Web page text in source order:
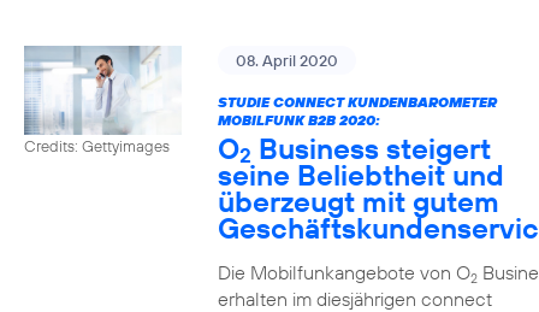
Credits: Gettyimages
08. April 2020
STUDIE CONNECT KUNDENBAROMETER
MOBILFUNK B2B 2020:
O2 Business steigert
seine Beliebtheit und
überzeugt mit gutem
Die Mobilfunkangebote von O2
erhalten im diesjährigen connect